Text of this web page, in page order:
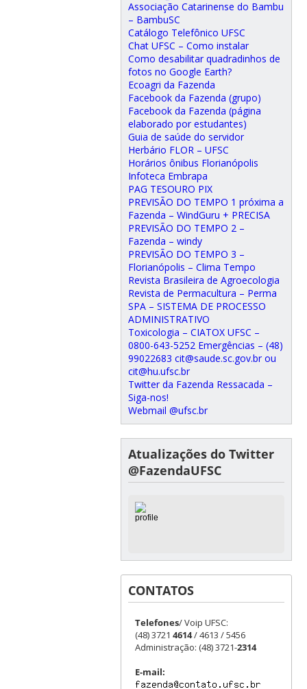
Associação Catarinense do Bambu
– BambuSC
Catálogo Telefônico UFSC
Chat UFSC – Como instalar
Como desabilitar quadradinhos de
fotos no Google Earth?
Ecoagri da Fazenda
Facebook da Fazenda (grupo)
Facebook da Fazenda (página
elaborado por estudantes)
Guia de saúde do servidor
Herbário FLOR – UFSC
Horários ônibus Florianópolis
Infoteca Embrapa
PAG TESOURO PIX
PREVISÃO DO TEMPO 1 próxima a
Fazenda – WindGuru + PRECISA
PREVISÃO DO TEMPO 2 –
Fazenda – windy
PREVISÃO DO TEMPO 3 –
Florianópolis – Clima Tempo
Revista Brasileira de Agroecologia
Revista de Permacultura – Perma
SPA – SISTEMA DE PROCESSO
ADMINISTRATIVO
Toxicologia – CIATOX UFSC –
0800-643-5252 Emergências – (48)
99022683 cit@saude.sc.gov.br ou
cit@hu.ufsc.br
Twitter da Fazenda Ressacada –
Siga-nos!
Webmail @ufsc.br
Atualizações do Twitter
@FazendaUFSC
CONTATOS
Telefones/ Voip UFSC:
(48) 3721 4614/ 4613 / 5456
Administração: (48) 3721-2314
E-mail: